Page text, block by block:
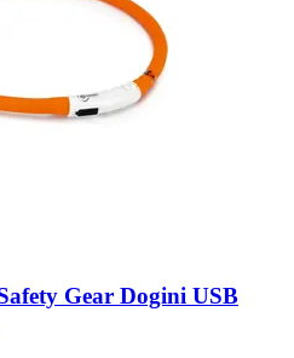
Gear Dogini USB